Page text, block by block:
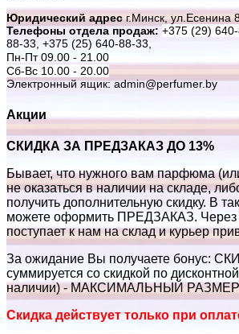
Юридический адрес г.Минск, ул.Есенина
Телефоны отдела продаж: +375 (29)
88-33, +375 (25) 640-88-33,
Пн-Пт 09.00 - 21.00
Сб-Вс 10.00 - 20.00
Электронный ящик: admin@perfumer.by
Акции
СКИДКА ЗА ПРЕДЗАКАЗ ДО 13%
Бывает, что нужного вам парфюма
не оказаться в наличии на складе,
получить дополнительную скидку. В
можете оформить ПРЕДЗАКАЗ.
поступает к нам на склад и курьер
За ожидание Вы получаете бонус:
суммируется со скидкой по
наличии) - МАКСИМАЛЬНЫЙ РАЗМЕР
Скидка действует только при